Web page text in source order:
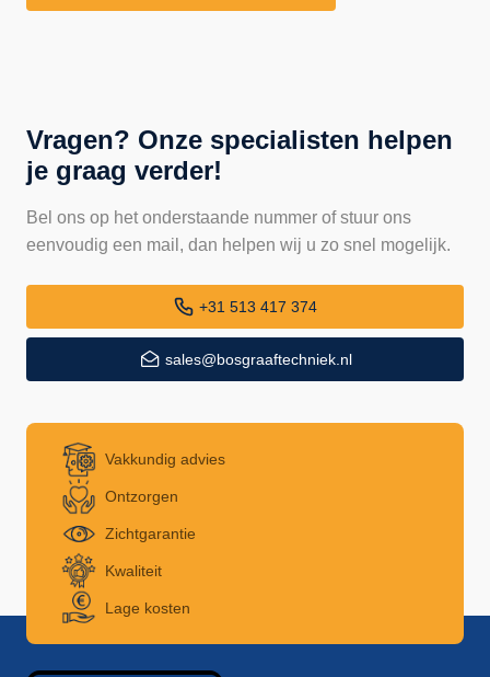
Vragen? Onze specialisten helpen
je graag verder!
Bel ons op het onderstaande nummer of stuur ons
eenvoudig een mail, dan helpen wij u zo snel mogelijk.
+31 513 417 374
sales@bosgraaftechniek.nl
Vakkundig advies
Ontzorgen
Zichtgarantie
Kwaliteit
Lage kosten